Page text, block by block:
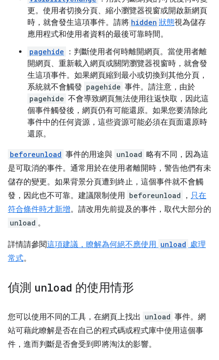
更。使用者切換分頁、縮小瀏覽器視窗或開啟新網頁
時，就會發生這項事件。請將 hidden 狀態視為儲存
應用程式和使用者資料的最後可靠時間。
pagehide
：判斷使用者何時離開網頁。當使用者離
開網頁、重新載入網頁或關閉瀏覽器視窗時，就會發
生這項事件。如果網頁縮到最小或切換到其他分頁，
系統就不會觸發 pagehide 事件。請注意，由於
pagehide 不會導致網頁無法使用往返快取，因此這
個事件觸發後，網頁仍有可能還原。如果您要清除此
事件中的任何資源，這些資源可能必須在頁面還原時
還原。
beforeunload 事件的用途與 unload 略有不同，因為這
是可取消的事件。通常用於在使用者離開時，警告他們有未
儲存的變更。如果背景分頁遭到終止，這個事件就不會觸
發，因此也不可靠。建議限制使用 beforeunload ， 只在
符合條件時才新增。請改用先前提及的事件，取代大部分的
unload 。
詳情請參閱這項建議，瞭解為何絕不應使用 unload 處理
常式。
偵測 unload 的使用情形
您可以使用不同的工具，在網頁上找出 unload 事件。網
站可藉此瞭解是否在自己的程式碼或程式庫中使用這個事
件，進而判斷是否會受到即將淘汰的影響。